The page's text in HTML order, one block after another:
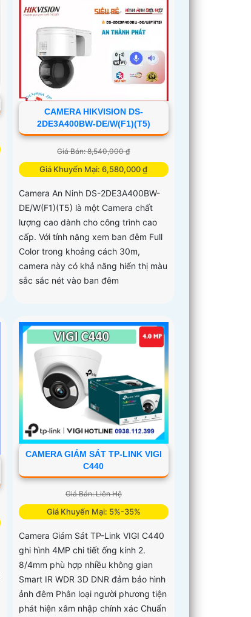
CAMERA HIKVISION DS-
2DE3A400BW-DE/W(F1)(T5)
Giá Bán: 8,540,000 ₫
Giá Khuyến Mại: 6,580,000 ₫
Camera An Ninh DS-2DE3A400BW-
DE/W(F1)(T5) là một Camera chất
lượng cao dành cho công trình cao
cấp. Với tính năng xem ban đêm Full
Color trong khoảng cách 30m,
camera này có khả năng hiển thị màu
sắc sắc nét vào ban đêm
CAMERA GIÁM SÁT TP-LINK VIGI
C440
Giá Bán: Liên Hệ
Giá Khuyến Mại: 5%-35%
Camera Giám Sát TP-Link VIGI C440
ghi hình 4MP chi tiết ống kính 2.
8/4mm phù hợp nhiều không gian
Smart IR WDR 3D DNR đảm bảo hình
ảnh đêm Phân loại người phương tiện
phát hiện xâm nhập chính xác Chuẩn